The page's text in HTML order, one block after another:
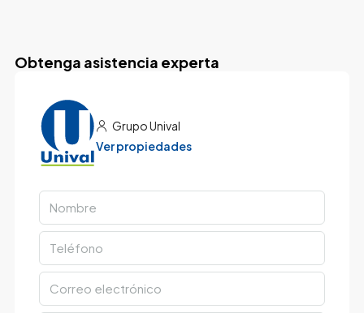
Obtenga asistencia experta
Grupo Unival
Ver propiedades